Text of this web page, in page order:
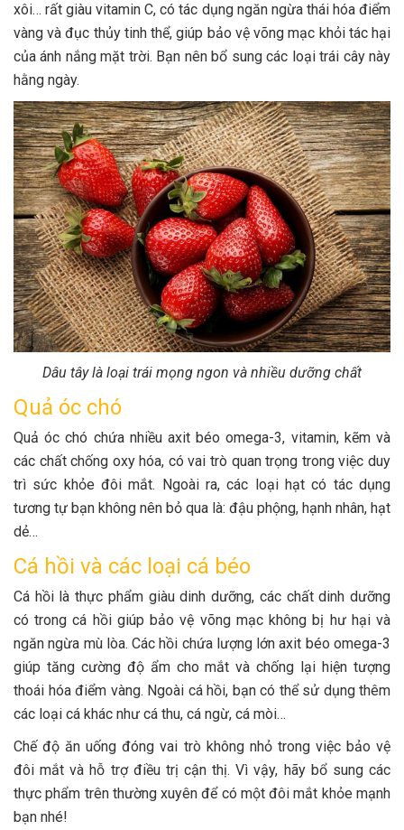
xôi… rất giàu vitamin C, có tác dụng ngăn ngừa thái hóa điểm
vàng và đục thủy tinh thể, giúp bảo vệ võng mạc khỏi tác hại
của ánh nắng mặt trời. Bạn nên bổ sung các loại trái cây này
hằng ngày.
Dâu tây là loại trái mọng ngon và nhiều dưỡng chất
Quả óc chó
Quả óc chó chứa nhiều axit béo omega-3, vitamin, kẽm và
các chất chống oxy hóa, có vai trò quan trọng trong việc duy
trì sức khỏe đôi mắt. Ngoài ra, các loại hạt có tác dụng
tương tự bạn không nên bỏ qua là: đậu phộng, hạnh nhân, hạt
dẻ…
Cá hồi và các loại cá béo
Cá hồi là thực phẩm giàu dinh dưỡng, các chất dinh dưỡng
có trong cá hồi giúp bảo vệ võng mạc không bị hư hại và
ngăn ngừa mù lòa. Các hồi chứa lượng lớn axit béo omega-3
giúp tăng cường độ ẩm cho mắt và chống lại hiện tượng
thoái hóa điểm vàng. Ngoài cá hồi, bạn có thể sử dụng thêm
các loại cá khác như cá thu, cá ngừ, cá mòi…
Chế độ ăn uống đóng vai trò không nhỏ trong việc bảo vệ
đôi mắt và hỗ trợ điều trị cận thị. Vì vậy, hãy bổ sung các
thực phẩm trên thường xuyên để có một đôi mắt khỏe mạnh
bạn nhé!